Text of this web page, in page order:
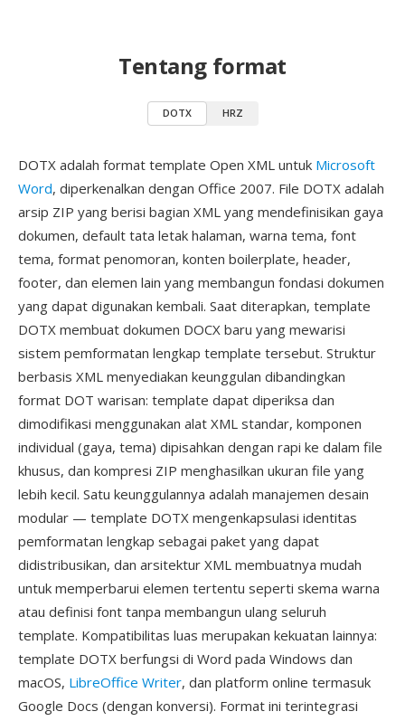
Tentang format
DOTX HRZ
DOTX adalah format template Open XML untuk Microsoft
Word, diperkenalkan dengan Office 2007. File DOTX adalah
arsip ZIP yang berisi bagian XML yang mendefinisikan gaya
dokumen, default tata letak halaman, warna tema, font
tema, format penomoran, konten boilerplate, header,
footer, dan elemen lain yang membangun fondasi dokumen
yang dapat digunakan kembali. Saat diterapkan, template
DOTX membuat dokumen DOCX baru yang mewarisi
sistem pemformatan lengkap template tersebut. Struktur
berbasis XML menyediakan keunggulan dibandingkan
format DOT warisan: template dapat diperiksa dan
dimodifikasi menggunakan alat XML standar, komponen
individual (gaya, tema) dipisahkan dengan rapi ke dalam file
khusus, dan kompresi ZIP menghasilkan ukuran file yang
lebih kecil. Satu keunggulannya adalah manajemen desain
modular — template DOTX mengenkapsulasi identitas
pemformatan lengkap sebagai paket yang dapat
didistribusikan, dan arsitektur XML membuatnya mudah
untuk memperbarui elemen tertentu seperti skema warna
atau definisi font tanpa membangun ulang seluruh
template. Kompatibilitas luas merupakan kekuatan lainnya:
template DOTX berfungsi di Word pada Windows dan
macOS, LibreOffice Writer, dan platform online termasuk
Google Docs (dengan konversi). Format ini terintegrasi